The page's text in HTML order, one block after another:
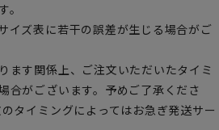
ズ表に若干の誤差が生じる場合がご
す関係上、ご注文いただいたタイミ
合がございます。予めご了承くださ
タイミングによってはお急ぎ発送サー